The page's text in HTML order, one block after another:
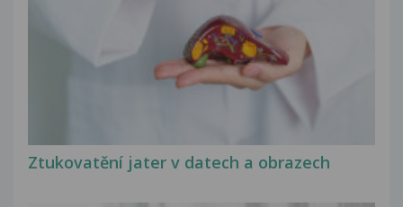
Ztukovatění jater v datech a obrazech